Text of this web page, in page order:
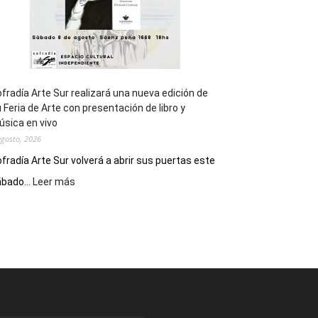
Arte Sur realizará una nueva edición de
Feria de Arte con presentación de libro y
en vivo
2026
Arte Sur volverá a abrir sus puertas este
Leer más
nueva